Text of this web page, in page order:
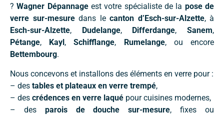
?Wagner Dépannageest votre spécialiste de la pose de
verre sur-mesuredans le canton d’Esch-sur-Alzette, à
Esch-sur-Alzette, Dudelange, Differdange,Sanem,
Pétange, Kayl ,Schifflange, Rumelange, ou encore
Bettembourg.
Nous concevons et installons des éléments en verre pour :
– des tables et plateaux en verre trempé,
– des crédences en verre laqué pour cuisines modernes,
– des parois de douche sur-mesure, fixes ou